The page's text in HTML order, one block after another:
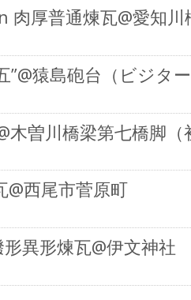
肉厚普通煉瓦@愛知
”@猿島砲台（ビジタ
木曽川橋梁第七橋脚
@西尾市菅原町
異形煉瓦@伊文神社